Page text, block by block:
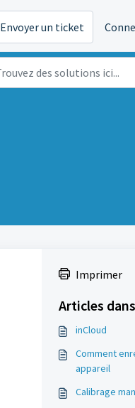
Envoyer un ticket
Imprimer
Articles
inCloud
Comment
appareil
Calibrage